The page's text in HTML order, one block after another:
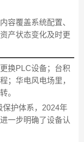
容覆盖系统配置、
产状态变化及时更
换PLC设备；台积
；华电风电场里，
。
保护体系，2024年
一步明确了设备认